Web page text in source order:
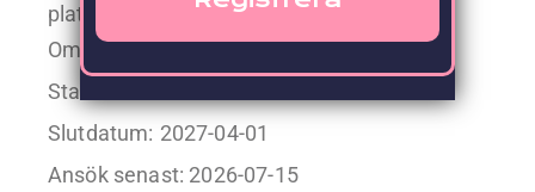
plats/vecka
Omfattning: 100%
Startdatum:
Slutdatum: 2027-04-01
Ansök senast: 2026-07-15